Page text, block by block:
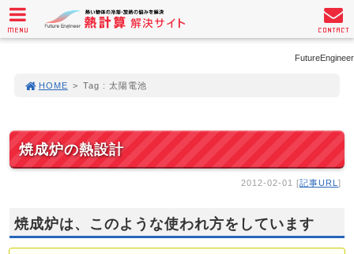
FutureEngineer
HOME > Tag : 太陽電池
焼成炉の熱設計
2012-02-01 [記事URL ]
焼成炉は、このような使われ方をしています
MENU CONTACT